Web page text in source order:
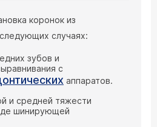
коронок из
случаях:
зубов и
с
аппаратов.
и средней тяжести
шинирующей